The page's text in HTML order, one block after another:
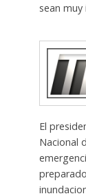
sean
El
Nacional